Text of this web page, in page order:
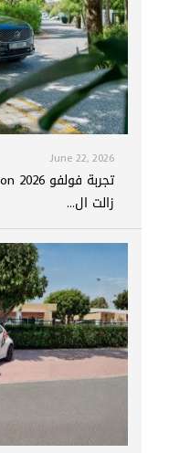
June 22, 2026
زالت ال...